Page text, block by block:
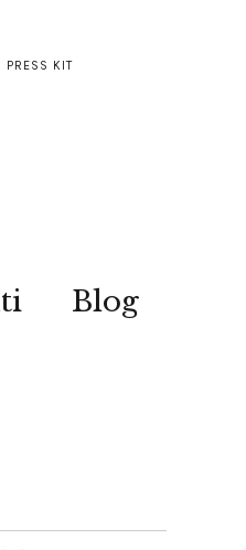
PRESS KIT
Blog